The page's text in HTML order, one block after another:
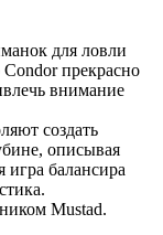
для ловли
прекрасно
внимание
создать
описывая
балансира
Mustad.